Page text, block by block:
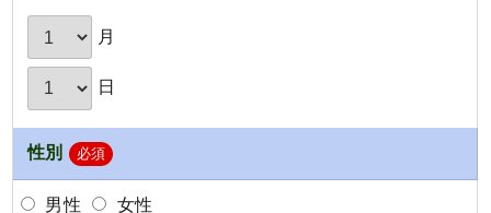
月
日
性別 必須
男性 女性